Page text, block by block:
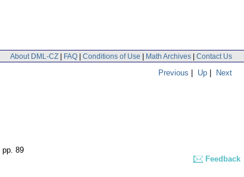
About DML-CZ | FAQ | Conditions of Use | Math Archives | Contact Us
Previous | Up | Next
pp. 89
Feedback